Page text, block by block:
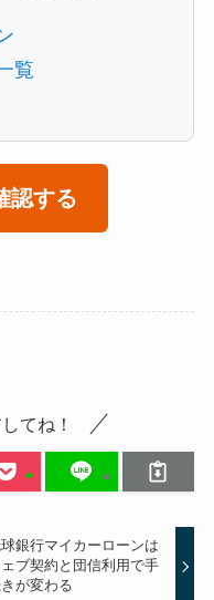
覧
認する
てね！
銀行マイカーローンは
ブ契約と団信利用で手
が変わる